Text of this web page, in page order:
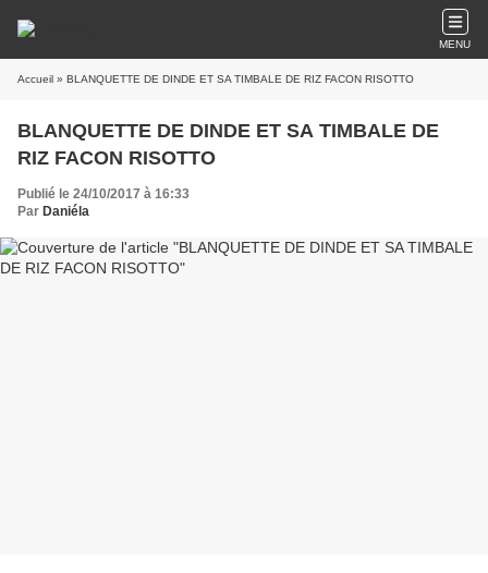
MENU
Accueil » BLANQUETTE DE DINDE ET SA TIMBALE DE RIZ FACON RISOTTO
BLANQUETTE DE DINDE ET SA TIMBALE DE
RIZ FACON RISOTTO
Publié le 24/10/2017 à 16:33
Par Daniéla